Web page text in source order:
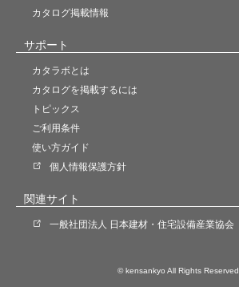
カタログ掲載情報
サポート
カタラボとは
カタログを掲載するには
トピックス
ご利用条件
使い方ガイド
個人情報保護方針
関連サイト
一般社団法人 日本建材・住宅設備産業協会
© kensankyo All Rights Reserved.